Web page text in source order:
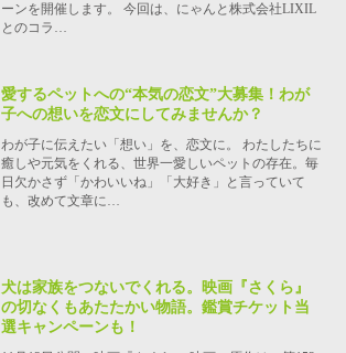
ーンを開催します。 今回は、にゃんと株式会社LIXIL
とのコラ…
愛するペットへの“本気の恋文”大募集！わが
子への想いを恋文にしてみませんか？
わが子に伝えたい「想い」を、恋文に。 わたしたちに
癒しや元気をくれる、世界一愛しいペットの存在。毎
日欠かさず「かわいいね」「大好き」と言っていて
も、改めて文章に…
犬は家族をつないでくれる。映画『さくら』
の切なくもあたたかい物語。鑑賞チケット当
選キャンペーンも！